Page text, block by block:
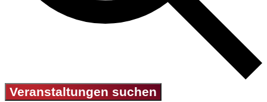
Veranstaltungen suchen